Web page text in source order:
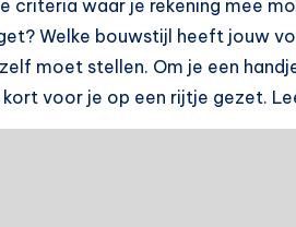
criteria waar je rekening mee
Welke bouwstijl heeft jouw
moet stellen. Om je een
voor je op een rijtje gezet.